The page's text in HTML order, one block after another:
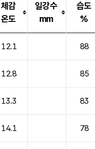
체감
온도
일강수
mm
습도
%
12.1 88
12.8 85
13.3 83
14.1 78